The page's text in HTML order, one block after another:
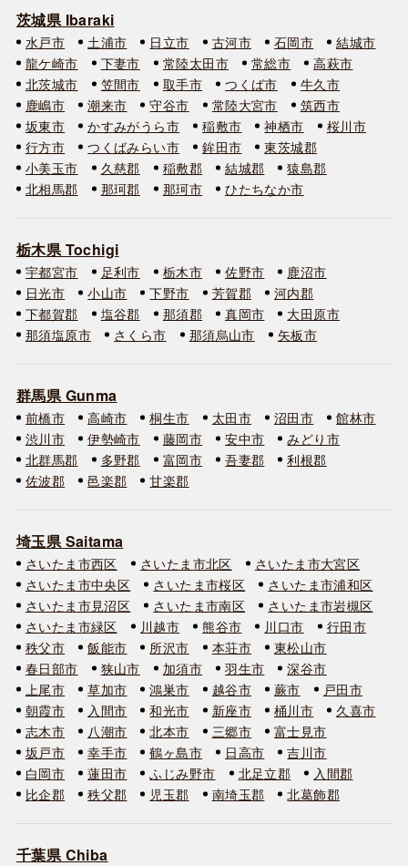
茨城県 Ibaraki
水戸市 土浦市 日立市 古河市 石岡市
結城市
龍ケ崎市
下妻市 常陸太田市 常総市
高萩市
北茨城市
笠間市 取手市 つくば市
牛久市
鹿嶋市
潮来市 守谷市 常陸大宮市
筑西市
坂東市
かすみがうら市 稲敷市 神栖市
桜川市
行方市
つくばみらい市 鉾田市
東茨城郡
小美玉市
久慈郡 稲敷郡 結城郡
猿島郡
北相馬郡
那珂郡 那珂市 ひたちなか市
栃木県 Tochigi
宇都宮市 足利市 栃木市 佐野市
鹿沼市
日光市
小山市 下野市 芳賀郡
河内郡
下都賀郡
塩谷郡 那須郡 真岡市
大田原市
那須塩原市
さくら市 那須烏山市 矢板市
群馬県 Gunma
前橋市 高崎市 桐生市 太田市 沼田市
館林市
渋川市
伊勢崎市 藤岡市 安中市
みどり市
北群馬郡
多野郡 富岡市 吾妻郡
利根郡
佐波郡
邑楽郡 甘楽郡
埼玉県 Saitama
さいたま市西区 さいたま市北区
さいたま市大宮区
さいたま市中央区
さいたま市桜区
さいたま市浦和区
さいたま市見沼区
さいたま市南区
さいたま市岩槻区
さいたま市緑区
川越市 熊谷市 川口市
行田市
秩父市
飯能市 所沢市 本荘市
東松山市
春日部市
狭山市 加須市 羽生市
深谷市
上尾市
草加市 鴻巣市 越谷市 蕨市
戸田市
朝霞市
入間市 和光市 新座市 桶川市
久喜市
志木市
八潮市 北本市 三郷市
富士見市
坂戸市
幸手市 鶴ヶ島市 日高市
吉川市
白岡市
蓮田市 ふじみ野市 北足立郡
入間郡
比企郡
秩父郡 児玉郡 南埼玉郡 北葛飾郡
千葉県 Chiba